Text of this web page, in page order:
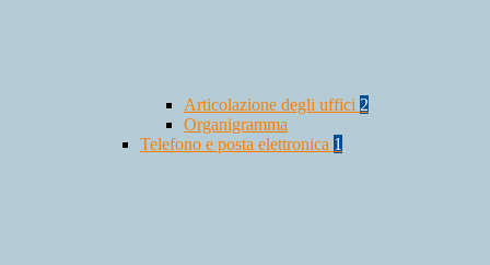
Articolazione degli uffici 2
Organigramma
Telefono e posta elettronica 1